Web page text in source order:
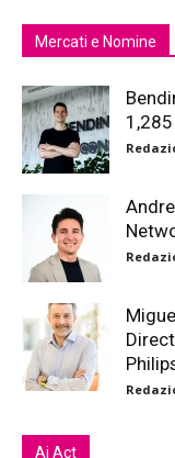
Mercati e Nomine
Ai Act